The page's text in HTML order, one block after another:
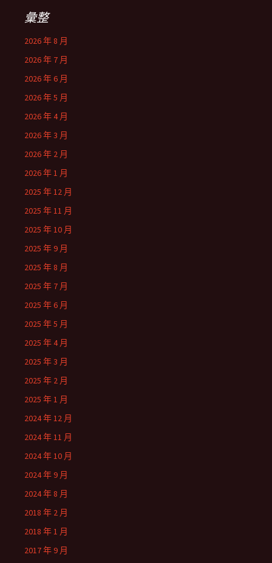
彙整
2026 年 8 月
2026 年 7 月
2026 年 6 月
2026 年 5 月
2026 年 4 月
2026 年 3 月
2026 年 2 月
2026 年 1 月
2025 年 12 月
2025 年 11 月
2025 年 10 月
2025 年 9 月
2025 年 8 月
2025 年 7 月
2025 年 6 月
2025 年 5 月
2025 年 4 月
2025 年 3 月
2025 年 2 月
2025 年 1 月
2024 年 12 月
2024 年 11 月
2024 年 10 月
2024 年 9 月
2024 年 8 月
2018 年 2 月
2018 年 1 月
2017 年 9 月